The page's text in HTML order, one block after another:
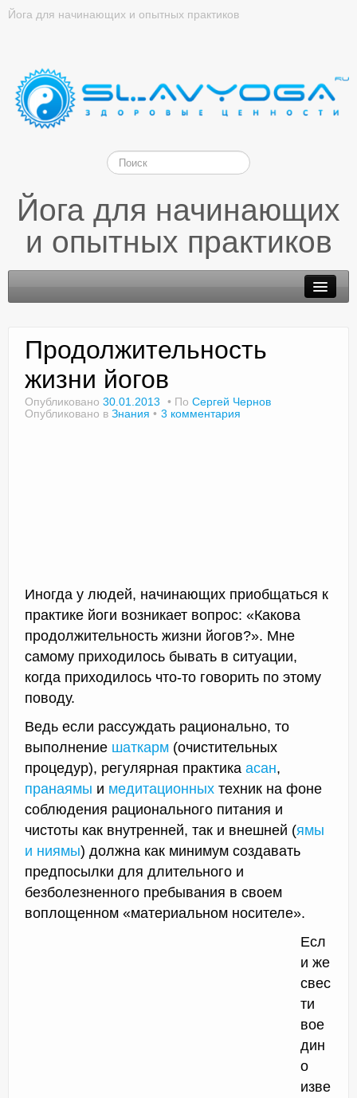
Йога для начинающих и опытных практиков
Йога для начинающих
и опытных практиков
Доктор Чернов
Продолжительность
жизни йогов
Опубликовано 30.01.2013 По Сергей Чернов
Опубликовано в Знания 3 комментария
Иногда у людей, начинающих приобщаться к
практике йоги возникает вопрос: «Какова
продолжительность жизни йогов?». Мне
самому приходилось бывать в ситуации,
когда приходилось что-то говорить по этому
поводу.
Ведь если рассуждать рационально, то
выполнение шаткарм (очистительных
процедур), регулярная практика асан,
пранаямы и медитационных техник на фоне
соблюдения рационального питания и
чистоты как внутренней, так и внешней (ямы
и ниямы) должна как минимум создавать
предпосылки для длительного и
безболезненного пребывания в своем
воплощенном «материальном носителе».
Есл
и же
свес
ти
вое
дин
о
изве